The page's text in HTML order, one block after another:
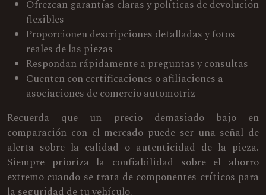
Ofrezcan garantías claras y políticas de devolución
flexibles
Proporcionen descripciones detalladas y fotos
reales de las piezas
Respondan rápidamente a preguntas y consultas
Cuenten con certificaciones o afiliaciones a
asociaciones de comercio automotriz
Recuerda que un precio demasiado bajo en
comparación con el mercado puede ser una señal de
alerta sobre la calidad o autenticidad de la pieza.
Siempre prioriza la confiabilidad sobre el ahorro
extremo cuando se trata de componentes críticos para